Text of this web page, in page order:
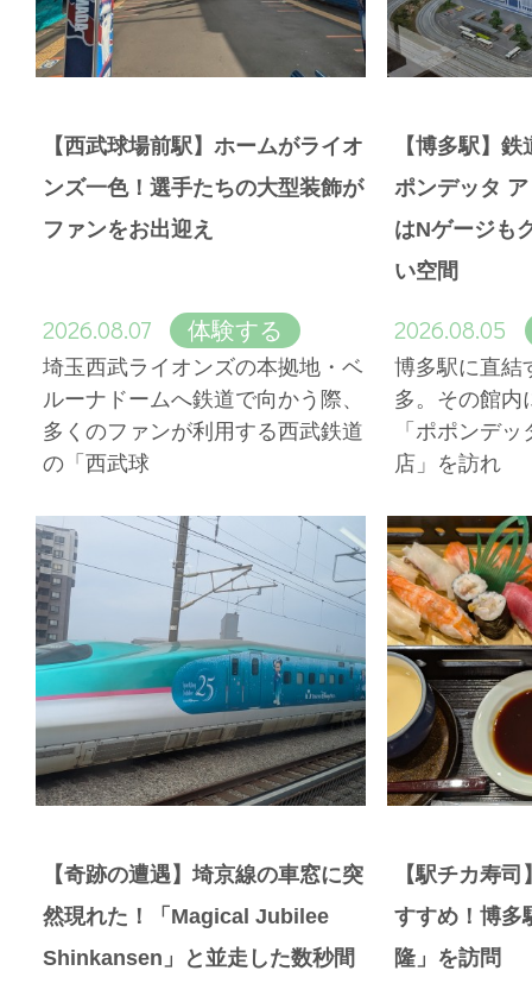
【西武球場前駅】ホームがライオ
ンズ一色！選手たちの大型装飾が
ファンをお出迎え
2026.08.07 体験する
埼玉西武ライオンズの本拠地・ベ
ルーナドームへ鉄道で向かう際、
多くのファンが利用する西武鉄道
の「西武球
【博多駅】
ポンデッタ
はNゲージも
い空間
2026.08.05
博多駅に直結
多。その館内
「ポポンデ
店」を訪れ
【奇跡の遭遇】埼京線の車窓に突
然現れた！「Magical Jubilee
Shinkansen」と並走した数秒間
【駅チカ寿
すすめ！博多
隆」を訪問